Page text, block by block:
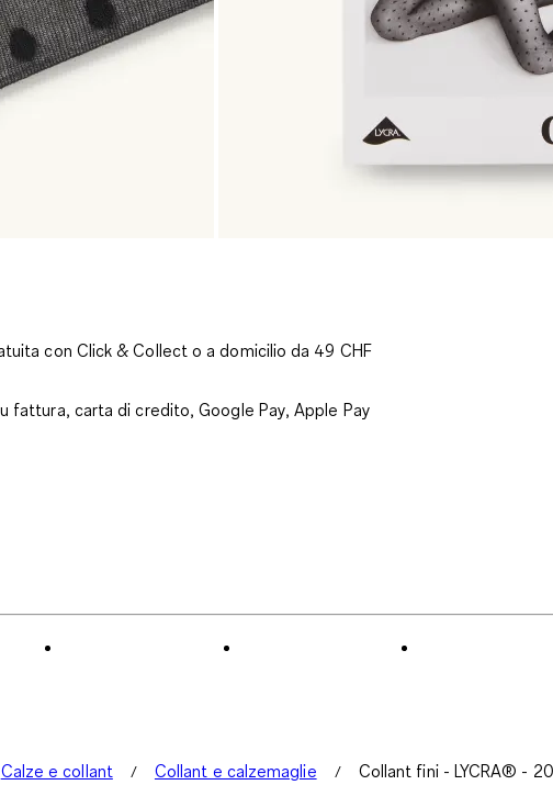
con Click & Collect o a domicilio da 49 CHF
fattura, carta di credito, Google Pay, Apple Pay
Calze e collant Collant e calzemaglie Collant fini - LYCRA® -